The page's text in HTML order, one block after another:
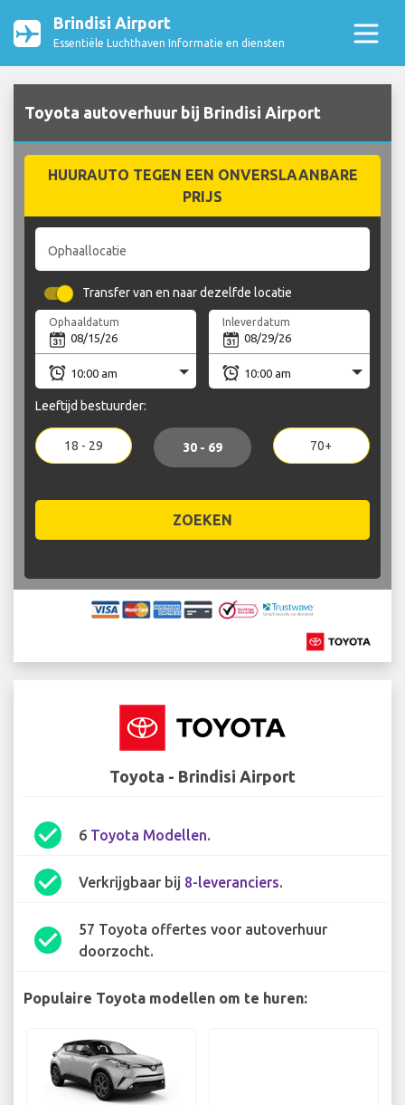
Brindisi Airport
Essentiële Luchthaven Informatie en diensten
Toyota autoverhuur bij Brindisi Airport
HUURAUTO TEGEN EEN ONVERSLAANBARE
PRIJS
Ophaallocatie
Transfer van en naar dezelfde locatie
Ophaaldatum Inleverdatum
Leeftijd bestuurder:
18 - 29 30 - 69 70+
ZOEKEN
Toyota - Brindisi Airport
check_circle 6 Toyota Modellen.
check_circle Verkrijgbaar bij 8-leveranciers.
check_circle
57 Toyota offertes voor autoverhuur
doorzocht.
Populaire Toyota modellen om te huren: